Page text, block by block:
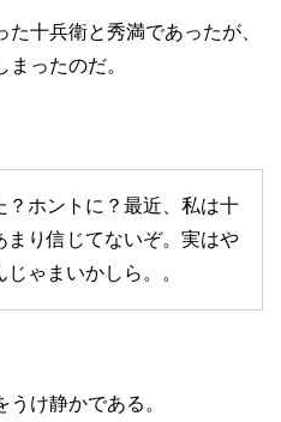
十兵衛と秀満であったが、
ったのだ。
？ホントに？最近、私は十
まり信じてないぞ。実はや
じゃまいかしら。。
け静かである。